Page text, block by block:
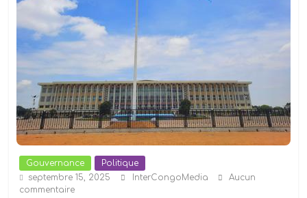
Gouvernance
Politique
septembre 15, 2025
InterCongoMedia
Aucun
commentaire